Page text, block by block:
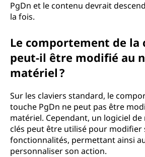
PgDn et le contenu devrait
la fois.
Le comportement de la
peut-il être modifié au
matériel ?
Sur les claviers standard, le
touche PgDn ne peut pas être
matériel. Cependant, un logiciel
clés peut être utilisé pour modifier
fonctionnalités, permettant ainsi
personnaliser son action.